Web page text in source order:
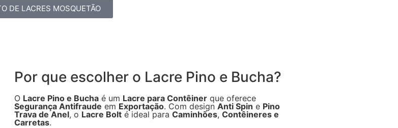
DE LACRES MOSQUETÃO
Por que escolher o Lacre Pino e Bucha?
O Lacre Pino e Bucha é um Lacre para Contêiner que oferece
Segurança Antifraude em Exportação. Com design Anti Spin e Pino
Trava de Anel, o Lacre Bolt é ideal para Caminhões, Contêineres e
Carretas.